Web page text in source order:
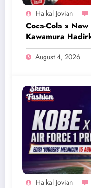
Haikal Jovian
Coca-Cola x
Kawamura
Eksklusif
August 4, 2026
Haikal Jovian